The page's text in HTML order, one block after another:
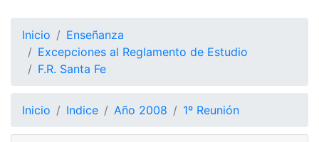
Inicio
Enseñanza
Excepciones al Reglamento de Estudio
F.R. Santa Fe
Inicio Indice Año 2008 1º Reunión